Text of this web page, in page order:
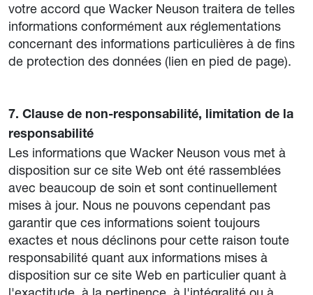
votre accord que Wacker Neuson traitera de telles
informations conformément aux réglementations
concernant des informations particulières à de fins
de protection des données (lien en pied de page).
7. Clause de non-responsabilité, limitation de la
responsabilité
Les informations que Wacker Neuson vous met à
disposition sur ce site Web ont été rassemblées
avec beaucoup de soin et sont continuellement
mises à jour. Nous ne pouvons cependant pas
garantir que ces informations soient toujours
exactes et nous déclinons pour cette raison toute
responsabilité quant aux informations mises à
disposition sur ce site Web en particulier quant à